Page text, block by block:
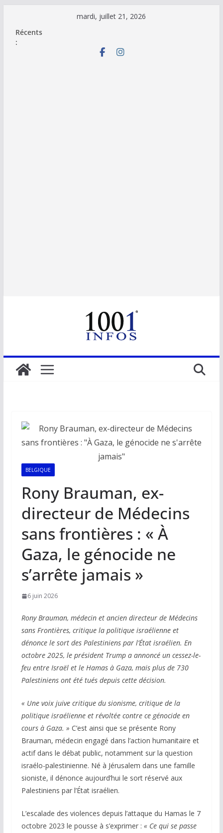
contenu
mardi, juillet 21, 2026
Récents
:
BELGIQUE
Rony Brauman, ex-
directeur de Médecins
sans frontières : « À
Gaza, le génocide ne
s’arrête jamais »
6 juin 2026
Rony Brauman, médecin et ancien directeur de Médecins
sans Frontières, critique la politique israélienne et
dénonce le sort des Palestiniens par l’État israélien. En
octobre 2025, le président Trump a annoncé un cessez-le-
feu entre Israël et le Hamas à Gaza, mais plus de 730
Palestiniens ont été tués depuis cette décision.
« Une voix juive critique du sionisme, critique de la
politique israélienne et révoltée contre ce génocide en
cours à Gaza. » C’est ainsi que se présente Rony
Brauman, médecin engagé dans l’action humanitaire et
actif dans le débat public, notamment sur la question
israélo-palestinienne. Né à Jérusalem dans une famille
sioniste, il dénonce aujourd’hui le sort réservé aux
Palestiniens par l’État israélien.
L’escalade des violences depuis l’attaque du Hamas le 7
octobre 2023 le pousse à s’exprimer : « Ce qui se passe